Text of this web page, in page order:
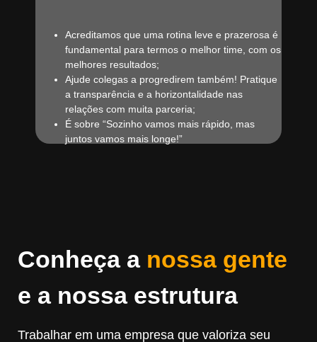
Acreditamos que uma rotina leve e prazerosa é
fundamental para termos o melhor time, com os
melhores resultados;
Ajude colegas a progredirem também! Pratique
a transparência e a horizontalidade nas
relações com muita parceria;
É sobre “Sozinho vamos mais rápido, mas
juntos vamos mais longe!”
Conheça a nossa gente
e a nossa estrutura
Trabalhar em uma empresa que valoriza seu